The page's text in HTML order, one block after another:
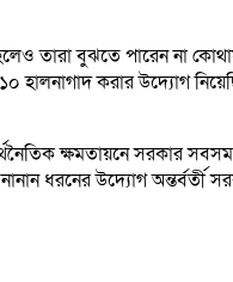
তারা বুঝতে পারেন না
করার উদ্যোগ
ক্ষমতায়নে সরকার
নানান ধরনের উদ্যোগ